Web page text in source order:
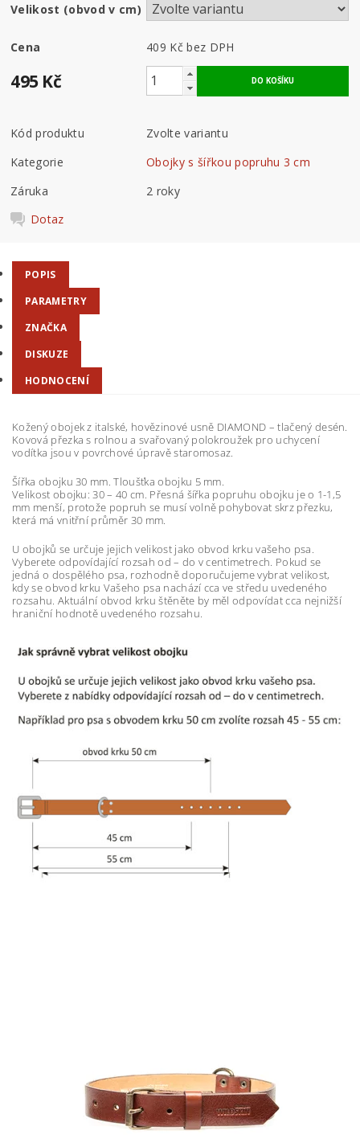
Velikost (obvod v cm)
Cena 409 Kč bez DPH
495 Kč
Kód produktu
Zvolte variantu
Kategorie
Obojky s šířkou popruhu 3 cm
Záruka
2 roky
Dotaz
POPIS
PARAMETRY
ZNAČKA
DISKUZE
HODNOCENÍ
Kožený obojek z italské, hovězinové usně DIAMOND – tlačený desén.
Kovová přezka s rolnou a svařovaný polokroužek pro uchycení
vodítka jsou v povrchové úpravě staromosaz.
Šířka obojku 30 mm. Tloušťka obojku 5 mm.
Velikost obojku: 30 – 40 cm. Přesná šířka popruhu obojku je o 1-1,5
mm menší, protože popruh se musí volně pohybovat skrz přezku,
která má vnitřní průměr 30 mm.
U obojků se určuje jejich velikost jako obvod krku vašeho psa.
Vyberete odpovídající rozsah od – do v centimetrech. Pokud se
jedná o dospělého psa, rozhodně doporučujeme vybrat velikost,
kdy se obvod krku Vašeho psa nachází cca ve středu uvedeného
rozsahu. Aktuální obvod krku štěněte by měl odpovídat cca nejnižší
hraniční hodnotě uvedeného rozsahu.